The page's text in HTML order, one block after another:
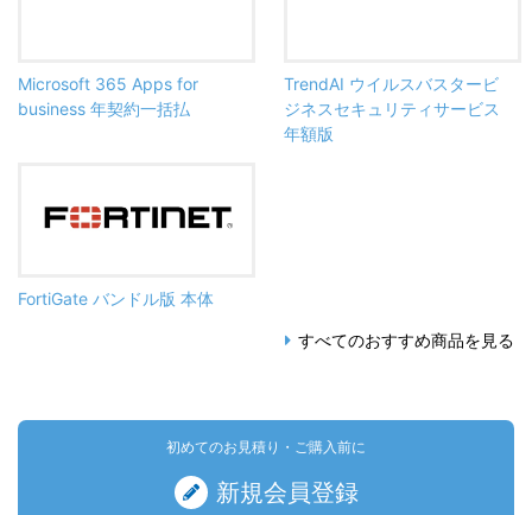
Microsoft 365 Apps for
business 年契約一括払
TrendAI ウイルスバスタービ
ジネスセキュリティサービス
年額版
FortiGate バンドル版 本体
すべてのおすすめ商品を見る
初めてのお見積り・ご購入前に
新規会員登録